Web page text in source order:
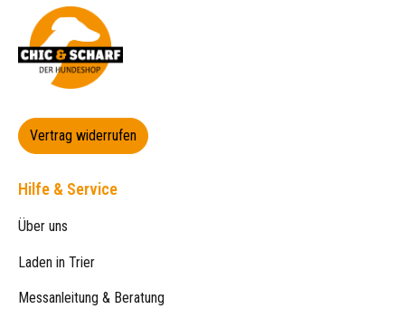
Vertrag widerrufen
Hilfe & Service
Über uns
Laden in Trier
Messanleitung & Beratung